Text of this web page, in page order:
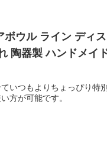
ボウル ライン ディ
陶器製 ハンドメイ
ていつもよりちょっぴり
方が可能です。